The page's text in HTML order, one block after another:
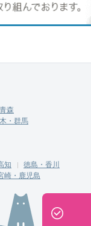
森
・群馬
知
徳島・香川
崎・鹿児島